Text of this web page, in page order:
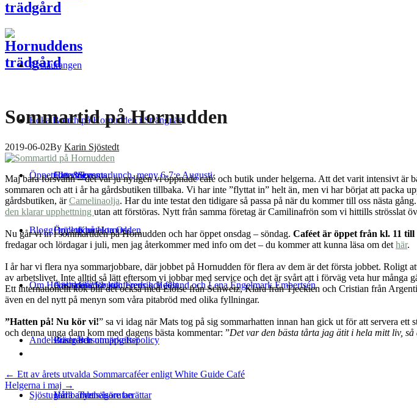
Restaurangen
Lunch på Hornudden i Strängnäs
Sommarlunch, meny 6-7:e Augusti
Catering
Bröllop på Hornudden
Anlita oss för konferens och fest
Bussresor
Boka Bord
Hitta till oss
Kontakta Oss
Öppettider & events
Öppettider
Gårdsbutik
Personuppgiftspolicy
Gästspel 25:e juli: Fredrik Hedlund och Lena Engelmark Embertsén
Blogg
Om Hornudden
Priser och utmärkelser
Tynnelsörutan
Hållbarhet
Andelsträdgård
Våra andelsägare berättar
Sjöstugan
Sommartid på Hornudden
2019-06-02By Karin Sjöstedt
Maj bara försvann – det var ju nyligen vi öppnade café och butik under helgerna. Att det varit intensivt
sommaren och att i år ha gårdsbutiken tillbaka. Vi har inte ”flyttat in” helt än, men vi har börjat att packa
gårdsbutiken, ärCamelinaolja. Har du inte testat den tidigare så passa på när du kommer till oss nästa
den klarar upphettning utan att förstöras. Nytt från samma företag är Camilinafrön som vi hittills strösslat
Nu går vi in i sommartiden på Hornudden och har öppet onsdag – söndag. Caféet är öppet från kl. 11 till
fredagar och lördagar i juli, men jag återkommer med info om det – du kommer att kunna läsa om det här.
I år har vi flera nya sommarjobbare, där jobbet på Hornudden för flera av dem är det första jobbet.
av arbetslivet. Inte alltid så lätt eftersom vi jobbar med service och det är svårt att i förväg veta hur
Ett internationellt kök blir det också med Eloise från Schweiz, Klara från Tjeckien och Cristian från
även en del nytt på menyn som våra pitabröd med olika fyllningar.
”Hatten på! Nu kör vi!” sa vi idag när Mats tog på sig sommarhatten innan han gick ut för att servera
och denna unga dam kom med dagens bästa kommentar: ”Det var den bästa tårta jag ätit i hela mitt liv,
Post
← Ett av årets utvalda Sommarcaféer enligt White Guide Café
Helgerna i maj →